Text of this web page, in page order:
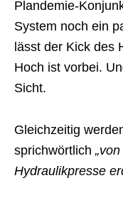
Plandemie-
System noch ein
lässt der Kick des
Hoch ist vorbei.
Sicht.
Gleichzeitig
sprichwörtlich
Hydraulikpresse